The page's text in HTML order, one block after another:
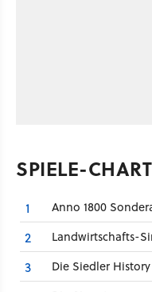
SPIELE-
1 Anno 1800
2 Landwirtschafts-
3 Die Siedler